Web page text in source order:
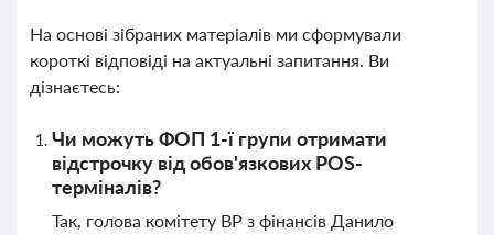
На основі зібраних матеріалів ми сформували
короткі відповіді на актуальні запитання. Ви
дізнаєтесь:
Чи можуть ФОП 1-ї групи отримати
відстрочку від обов'язкових POS-
терміналів?
Так, голова комітету ВР з фінансів Данило